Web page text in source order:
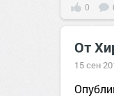
0
От
15 сен